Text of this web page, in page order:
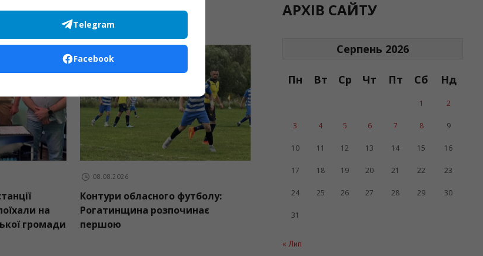
на
громади
СПОРТ
08.08.2026
Контури обласного футболу:
Рогатинщина розпочинає
першою
АРХІВ САЙТУ
Серпень 2026
Пн Вт Ср Чт Пт Сб Нд
« Лип
1 2
3 4 5 6 7 8 9
10 11 12 13 14 15 16
17 18 19 20 21 22 23
24 25 26 27 28 29 30
31
Telegram
Facebook